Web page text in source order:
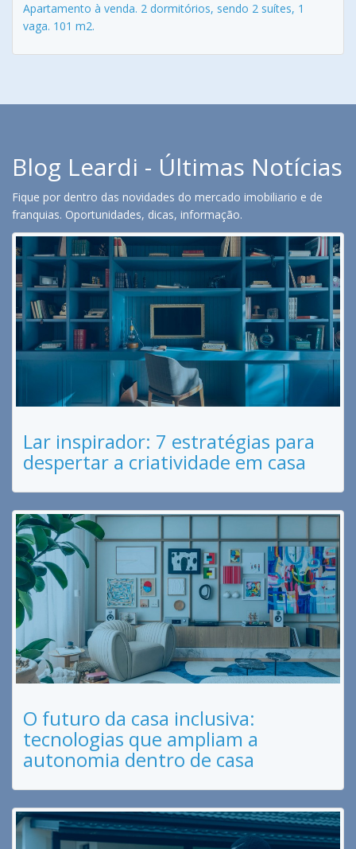
Apartamento à venda. 2 dormitórios, sendo 2 suítes, 1
vaga. 101 m2.
Blog Leardi - Últimas Notícias
Fique por dentro das novidades do mercado imobiliario e de
franquias. Oportunidades, dicas, informação.
Lar inspirador: 7 estratégias para
despertar a criatividade em casa
O futuro da casa inclusiva:
tecnologias que ampliam a
autonomia dentro de casa